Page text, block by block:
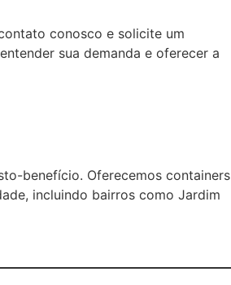
conosco e solicite um
sua demanda e oferecer a
benefício. Oferecemos containers
incluindo bairros como Jardim